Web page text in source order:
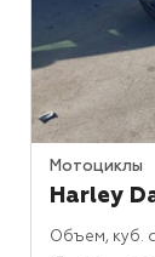
Мотоциклы
Harley
Объем, куб.